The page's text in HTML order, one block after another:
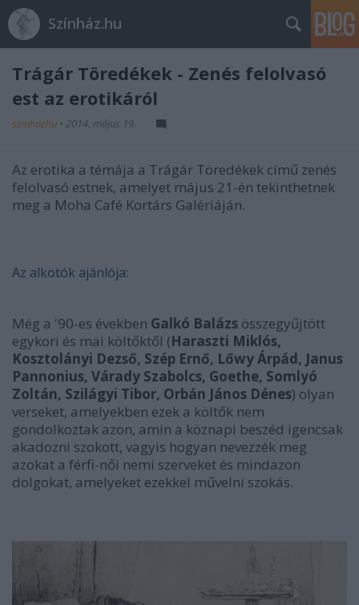
Színház.hu
Trágár Töredékek - Zenés felolvasó
est az erotikáról
szinhazhu • 2014. május 19.
Az erotika a témája a Trágár Töredékek című zenés
felolvasó estnek, amelyet május 21-én tekinthetnek
meg a Moha Café Kortárs Galériáján.
Az alkotók ajánlója:
Még a '90-es években Galkó Balázs összegyűjtött
egykori és mai költőktől (Haraszti Miklós,
Kosztolányi Dezső, Szép Ernő, Lőwy Árpád, Janus
Pannonius, Várady Szabolcs, Goethe, Somlyó
Zoltán, Szilágyi Tibor, Orbán János Dénes) olyan
verseket, amelyekben ezek a költők nem
gondolkoztak azon, amin a köznapi beszéd igencsak
akadozni szokott, vagyis hogyan nevezzék meg
azokat a férfi-női nemi szerveket és mindazon
dolgokat, amelyeket ezekkel művelni szokás.